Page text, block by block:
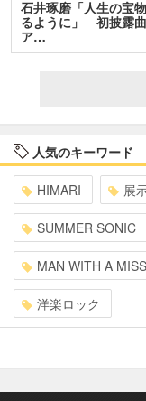
石井琢磨「人生の宝
るように」 初披露
ア…
人気のキーワード
HIMARI 展
SUMMER SONIC
MAN WITH A
洋楽ロック